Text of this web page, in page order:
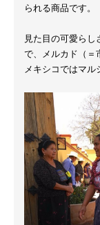
られる商品です。
見た目の可愛らし
で、メルカド（＝
メキシコではマル